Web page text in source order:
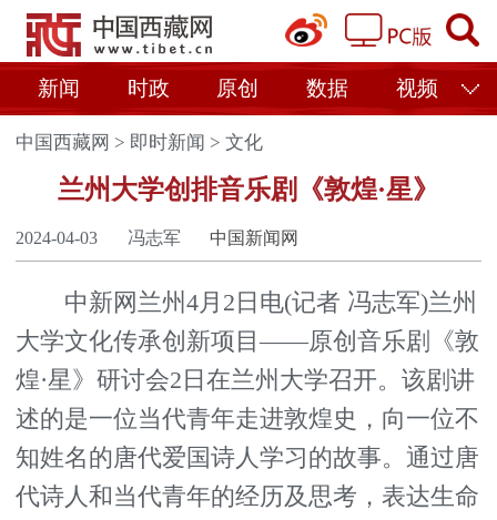
新闻 时政 原创 数据 视频
中国西藏网 > 即时新闻 >文化
兰州大学创排音乐剧《敦煌·星》
2024-04-03 冯志军 中国新闻网
中新网兰州4月2日电(记者 冯志军)兰州
大学文化传承创新项目——原创音乐剧《敦
煌·星》研讨会2日在兰州大学召开。该剧讲
述的是一位当代青年走进敦煌史，向一位不
知姓名的唐代爱国诗人学习的故事。通过唐
代诗人和当代青年的经历及思考，表达生命